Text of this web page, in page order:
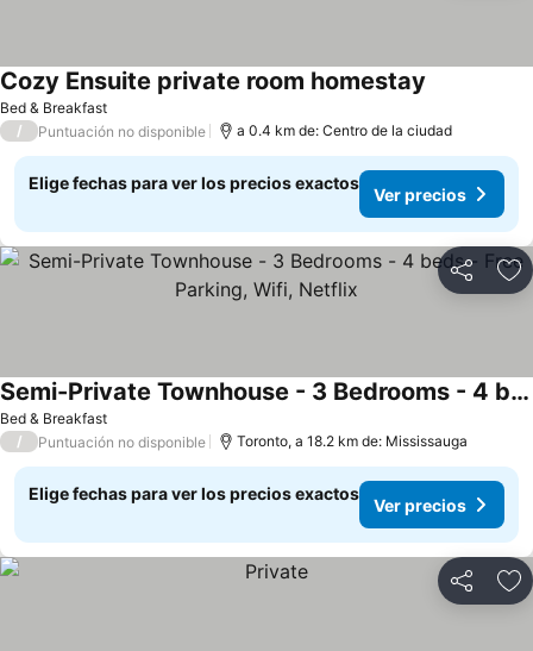
Bed & Breakfast
Cozy Ensuite private room homestay
/ Puntuación no disponible a 0.4 km de: Centro de la ciudad
Elige fechas para ver los precios exactos
Ver precios
Compartir
Bed & Breakfast
Semi-Private Townhouse - 3 Bedrooms - 4 beds - Free Parking, Wifi, Netflix
/ Puntuación no disponible Toronto, a 18.2 km de: Mississauga
Elige fechas para ver los precios exactos
Ver precios
Compartir